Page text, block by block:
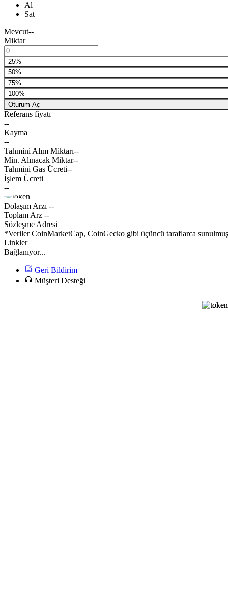
Al
Sat
Mevcut--
Miktar
25%
50%
75%
100%
Oturum Aç
Referans fiyatı
--
Kayma
--
Tahmini Alım Miktarı--
Min. Alınacak Miktar--
Tahmini Gas Ücreti--
İşlem Ücreti
--
Dolaşım Arzı --
Toplam Arz --
Sözleşme Adresi
*Veriler CoinMarketCap, CoinGecko gibi üçüncü taraflarca
Linkler
Bağlanıyor...
Geri Bildirim
Müşteri Desteği